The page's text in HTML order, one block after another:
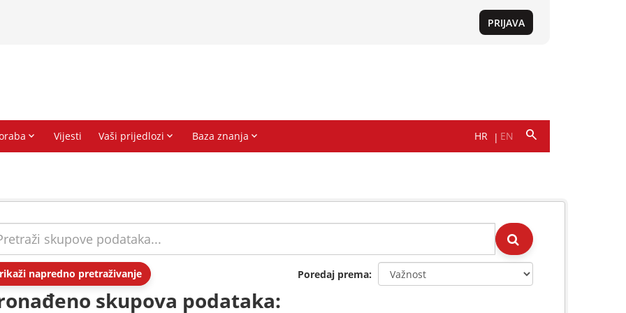
napredno pretraživanje Poredaj prema
skupova podataka: